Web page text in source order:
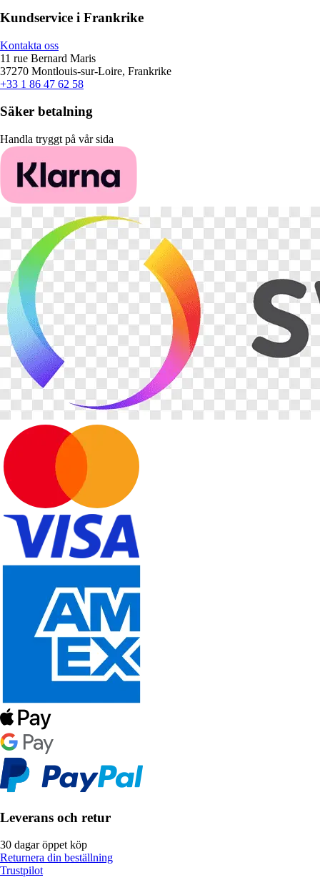
Kundservice i Frankrike
Kontakta oss
11 rue Bernard Maris
37270 Montlouis-sur-Loire, Frankrike
+33 1 86 47 62 58
Säker betalning
Handla tryggt på vår sida
Leverans och retur
30 dagar öppet köp
Returnera din beställning
Trustpilot